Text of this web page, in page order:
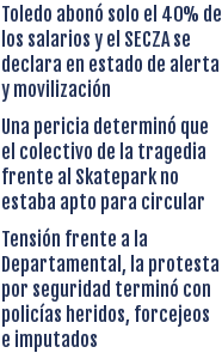
Toledo abonó solo el 40% de
los salarios y el SECZA se
declara en estado de alerta
y movilización
Una pericia determinó que
el colectivo de la tragedia
frente al Skatepark no
estaba apto para circular
Tensión frente a la
Departamental, la protesta
por seguridad terminó con
policías heridos, forcejeos
e imputados